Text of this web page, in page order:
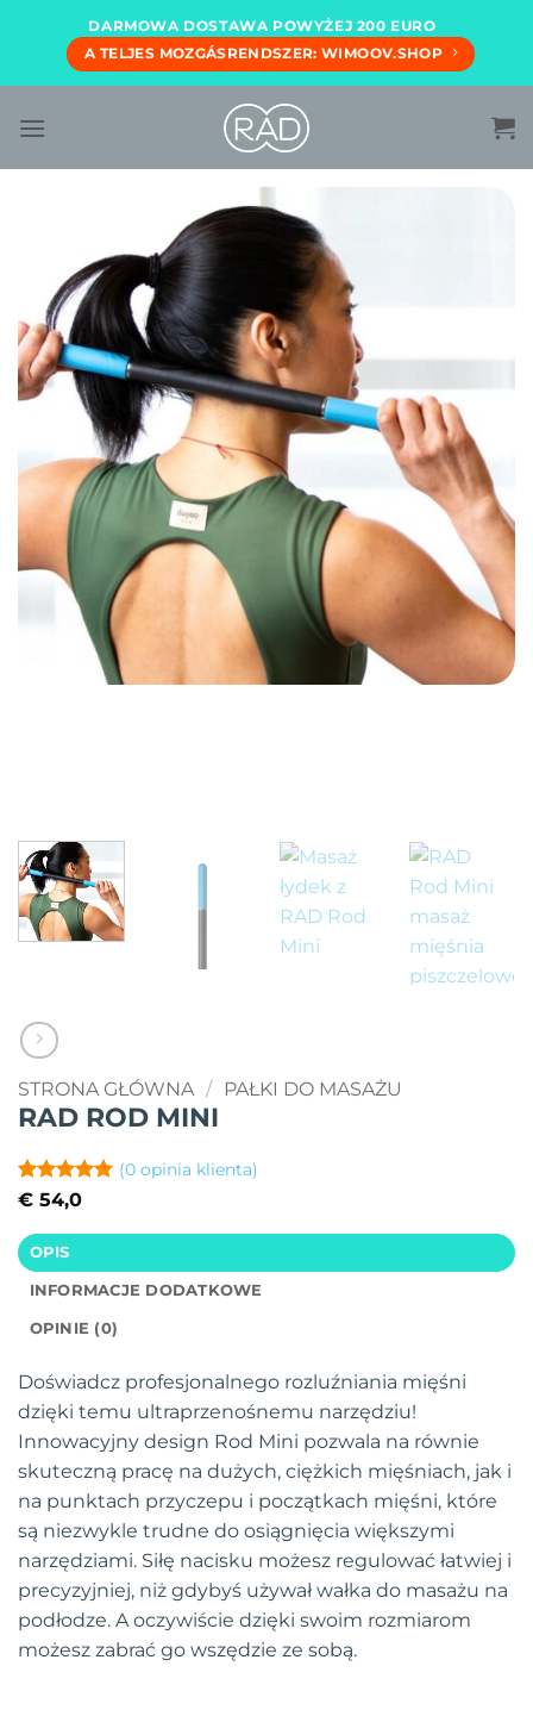
zawartości
DARMOWA DOSTAWA POWYŻEJ 200 EURO
A TELJES MOZGÁSRENDSZER: WIMOOV.SHOP
STRONA GŁÓWNA / PAŁKI DO MASAŻU
RAD ROD MINI
Oceniony
na 5 na
podstawie
1
oceny
klienta
(0opinia klienta)
€ 54,0
OPIS
INFORMACJE DODATKOWE
OPINIE (0)
Doświadcz profesjonalnego rozluźniania mięśni
dzięki temu ultraprzenośnemu narzędziu!
Innowacyjny design Rod Mini pozwala na równie
skuteczną pracę na dużych, ciężkich mięśniach, jak i
na punktach przyczepu i początkach mięśni, które
są niezwykle trudne do osiągnięcia większymi
narzędziami. Siłę nacisku możesz regulować łatwiej i
precyzyjniej, niż gdybyś używał wałka do masażu na
podłodze. A oczywiście dzięki swoim rozmiarom
możesz zabrać go wszędzie ze sobą.